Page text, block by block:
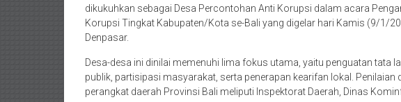
dikukuhkan sebagai Desa Percontohan Anti Korupsi dalam acara
Korupsi Tingkat Kabupaten/Kota se-Bali yang digelar hari Kamis (9/1/
Denpasar.
Desa-desa ini dinilai memenuhi lima fokus utama, yaitu penguatan tata
publik, partisipasi masyarakat, serta penerapan kearifan lokal. Penilaian
perangkat daerah Provinsi Bali meliputi Inspektorat Daerah, Dinas